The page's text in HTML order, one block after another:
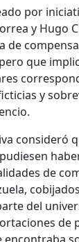
por
y Hugo
de
que
y
consideró
de
del
de